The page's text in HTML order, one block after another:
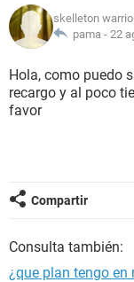
skelleton
pama - 22
Hola, como puedo
recargo y al poco
favor
Compartir
Consulta también:
¿que plan tengo en